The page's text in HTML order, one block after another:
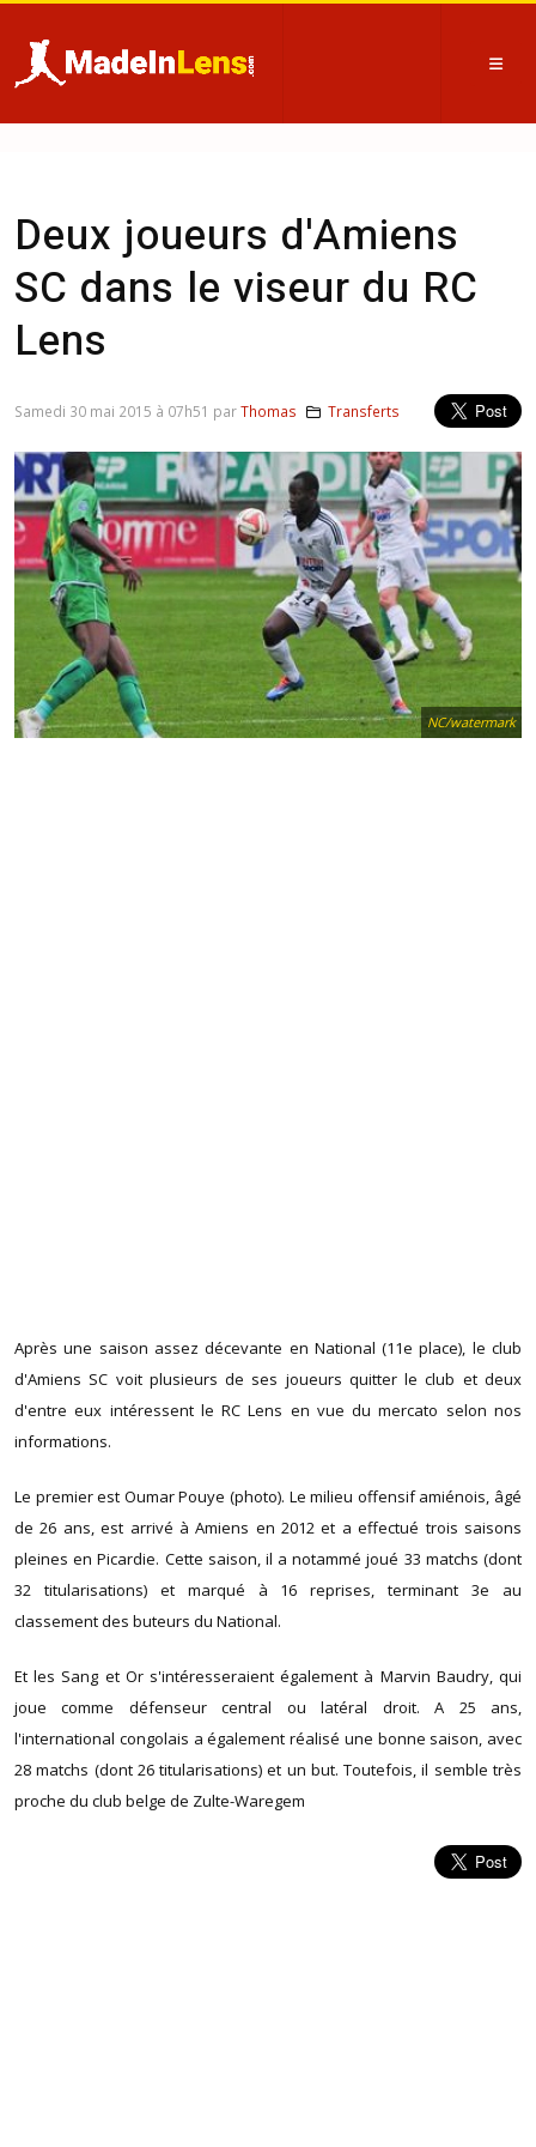
Deux joueurs d'Amiens
SC dans le viseur du RC
Lens
NC/watermark
Après une saison assez décevante en National (11e place), le club
d'Amiens SC voit plusieurs de ses joueurs quitter le club et deux
d'entre eux intéressent le RC Lens en vue du mercato selon nos
informations.
Le premier est Oumar Pouye (photo). Le milieu offensif amiénois, âgé
de 26 ans, est arrivé à Amiens en 2012 et a effectué trois saisons
pleines en Picardie. Cette saison, il a notammé joué 33 matchs (dont
32 titularisations) et marqué à 16 reprises, terminant 3e au
classement des buteurs du National.
Et les Sang et Or s'intéresseraient également à Marvin Baudry, qui
joue comme défenseur central ou latéral droit. A 25 ans,
l'international congolais a également réalisé une bonne saison, avec
28 matchs (dont 26 titularisations) et un but. Toutefois, il semble très
proche du club belge de Zulte-Waregem
Samedi 30 mai 2015 à 07h51 parThomas Transferts